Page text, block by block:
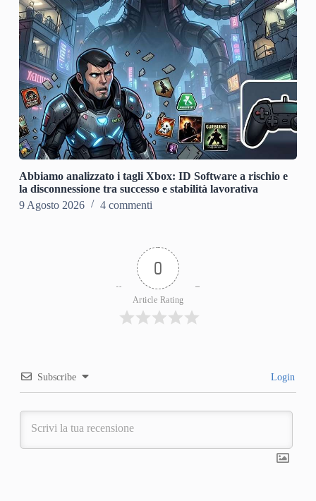
Abbiamo analizzato i tagli Xbox: ID Software a rischio e
la disconnessione tra successo e stabilità lavorativa
9 Agosto 2026
4 commenti
0
Article Rating
Subscribe Login